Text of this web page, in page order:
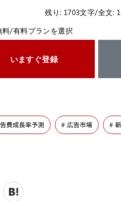
残り: 1703文字/全文:
料/有料プランを選択
いますぐ登録
費成長率予測 広告市場